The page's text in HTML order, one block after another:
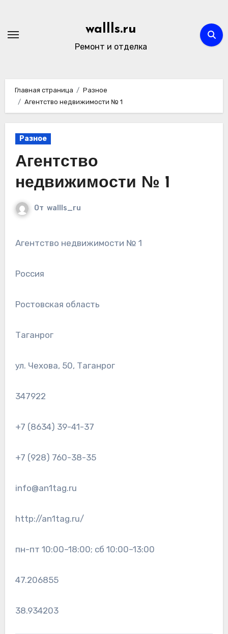
содержимому
wallls.ru
Ремонт и отделка
Главная страница
Разное
Агентство недвижимости № 1
Разное
Агентство
недвижимости № 1
От wallls_ru
Агентство недвижимости № 1
Россия
Ростовская область
Таганрог
ул. Чехова, 50, Таганрог
347922
+7 (8634) 39-41-37
+7 (928) 760-38-35
info@an1tag.ru
http://an1tag.ru/
пн-пт 10:00–18:00; сб 10:00–13:00
47.206855
38.934203